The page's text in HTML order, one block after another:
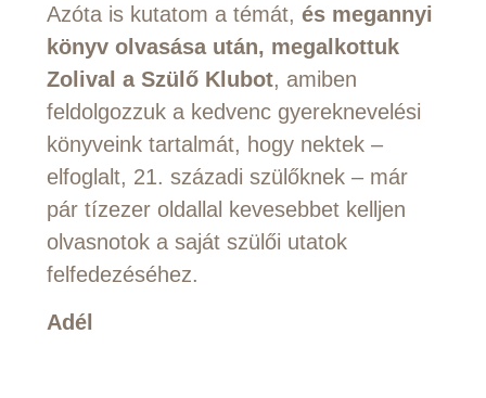
Azóta is kutatom a témát, és megannyi
könyv olvasása után, megalkottuk
Zolival a Szülő Klubot, amiben
feldolgozzuk a kedvenc gyereknevelési
könyveink tartalmát, hogy nektek –
elfoglalt, 21. századi szülőknek – már
pár tízezer oldallal kevesebbet kelljen
olvasnotok a saját szülői utatok
felfedezéséhez.
Adél